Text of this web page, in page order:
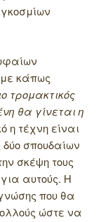
κάπως
τρομακτικός
θα γίνεται η
η τέχνη είναι
δύο σπουδαίων
σκέψη τους
για αυτούς. Η
που θα
ώστε να